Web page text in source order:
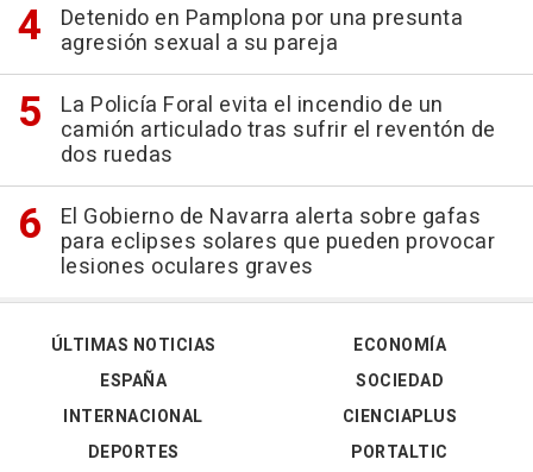
Detenido en Pamplona por una presunta
agresión sexual a su pareja
La Policía Foral evita el incendio de un
camión articulado tras sufrir el reventón de
dos ruedas
El Gobierno de Navarra alerta sobre gafas
para eclipses solares que pueden provocar
lesiones oculares graves
ÚLTIMAS NOTICIAS
ESPAÑA
INTERNACIONAL
DEPORTES
ECONOMÍA
SOCIEDAD
CIENCIAPLUS
PORTALTIC